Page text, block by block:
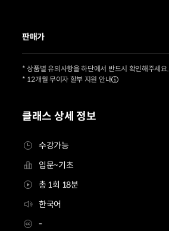
클래스 상세 정보
수강가능
입문~기초
총 1회 18분
한국어
-
판매가
* 상품별 유의사항을 하단에서 반드시 확인해주세요.
* 12개월 무이자 할부 지원 안내